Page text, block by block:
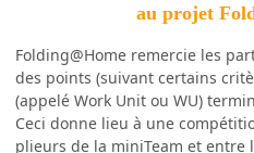
au projet
Folding@Home remercie les
des points (suivant certains
(appelé Work Unit ou WU)
Ceci donne lieu à une
plieurs de la miniTeam et entre